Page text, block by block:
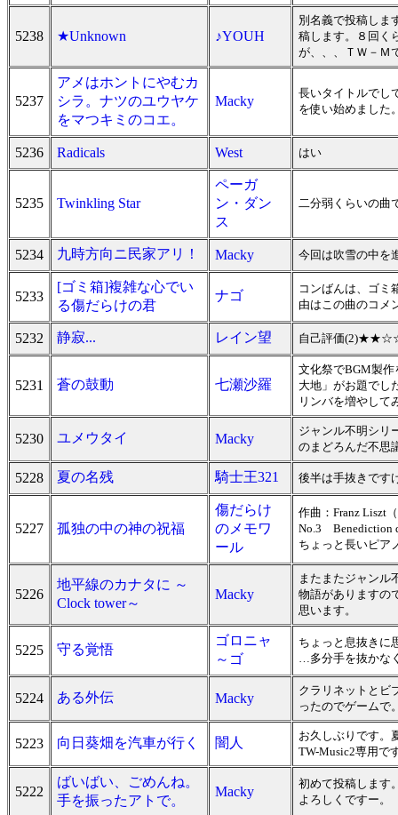
5238 ★Unknown ♪YOUH
別名義で投稿しま
稿します。８回く
が、、、ＴＷ－Ｍ
5237
アメはホントにやむカ
シラ。ナツのユウヤケ
をマつキミのコエ。
Macky
長いタイトルでし
を使い始めまし
5236 Radicals West はい
5235 Twinkling Star
ペーガ
ン・ダン
ス
二分弱くらいの曲
5234 九時方向ニ民家アリ！ Macky 今回は吹雪の中を
5233
[ゴミ箱]複雑な心でい
る傷だらけの君
ナゴ
コンばんは、ゴミ
由はこの曲のコメ
5232 静寂... レイン望 自己評価
5231 蒼の鼓動 七瀬沙羅
文化祭でBGM製
大地」がお題でし
リンバを増やして
5230 ユメウタイ Macky
ジャンル不明シリ
のまどろんだ不思
5228 夏の名残 騎士王321 後半は手抜きです
5227 孤独の中の神の祝福
傷だらけ
のメモワ
ール
作曲：Franz Liszt
No.3 Benediction
ちょっと長いピア
5226
地平線のカナタに ～
Clock tower～
Macky
またまたジャンル
物語がありますの
思います。
5225 守る覚悟
ゴロニャ
～ゴ
ちょっと息抜きに
…多分手を抜かな
5224 ある外伝 Macky
クラリネットとビ
ったのでゲームで
5223 向日葵畑を汽車が行く 闇人
お久しぶりです。
TW-Music2専用で
5222
ばいばい、ごめんね。
手を振ったアトで。
Macky
初めて投稿します
よろしくですー。